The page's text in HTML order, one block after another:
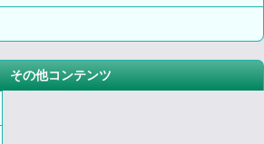
その他コンテンツ